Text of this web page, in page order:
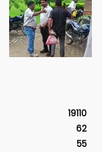
19110
62
55